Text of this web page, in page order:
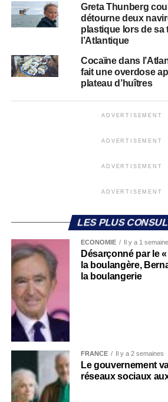
Greta Thunberg
détourne deux
plastique lors de sa
l’Atlantique
Cocaïne dans
fait une overdose
plateau d’huîtres
ADVERTISEMENT
ADVERTISEMENT
ADVERTISEMENT
ADVERTISEMENT
LES PLUS
ECONOMIE Il y a 1 semaine
Désarçonné par le
la boulangère,
la boulangerie
FRANCE Il y a 2 semaines
Le gouvernement
réseaux sociaux